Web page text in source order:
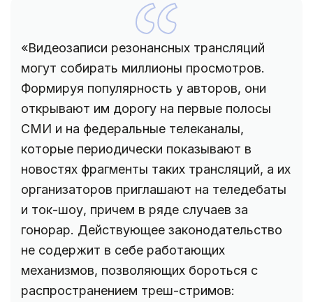
«Видеозаписи резонансных трансляций
могут собирать миллионы просмотров.
Формируя популярность у авторов, они
открывают им дорогу на первые полосы
СМИ и на федеральные телеканалы,
которые периодически показывают в
новостях фрагменты таких трансляций, а их
организаторов приглашают на теледебаты
и ток-шоу, причем в ряде случаев за
гонорар. Действующее законодательство
не содержит в себе работающих
механизмов, позволяющих бороться с
распространением треш-стримов: